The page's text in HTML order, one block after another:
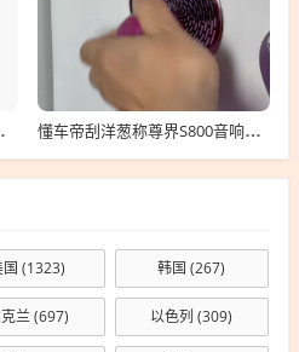
上见 懂车帝刮洋葱称尊界S800音响罩设计危险！车主纷纷肉身开测反驳
国 (1323) 韩国 (267)
兰(697) 以色列 (309)